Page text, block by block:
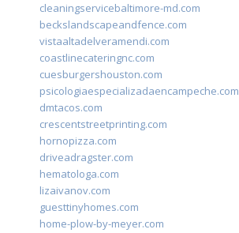
cleaningservicebaltimore-md.com
beckslandscapeandfence.com
vistaaltadelveramendi.com
coastlinecateringnc.com
cuesburgershouston.com
psicologiaespecializadaencampeche.com
dmtacos.com
crescentstreetprinting.com
hornopizza.com
driveadragster.com
hematologa.com
lizaivanov.com
guesttinyhomes.com
home-plow-by-meyer.com